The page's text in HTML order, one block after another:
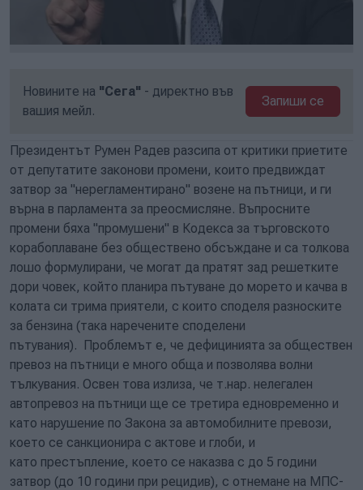
Новините на "Сега" - директно във
вашия мейл.
Запиши се
Президентът Румен Радев разсипа от критики приетите
от депутатите законови промени, които предвиждат
затвор за "нерегламентирано" возене на пътници, и ги
върна в парламента за преосмисляне. Въпросните
промени бяха "промушени" в Кодекса за търговското
корабоплаване без обществено обсъждане и са толкова
лошо формулирани, че могат да пратят зад решетките
дори човек, който планира пътуване до морето и качва в
колата си трима приятели, с които споделя разноските
за бензина (така наречените споделени
пътувания). Проблемът е, че дефицинията за обществен
превоз на пътници е много обща и позволява волни
тълкувания. Освен това излиза, че т.нар. нелегален
автопревоз на пътници ще се третира едновременно и
като нарушение по Закона за автомобилните превози,
което се санкционира с актове и глоби, и
като престъпление, което се наказва с до 5 години
затвор (до 10 години при рецидив), с отнемане на МПС-